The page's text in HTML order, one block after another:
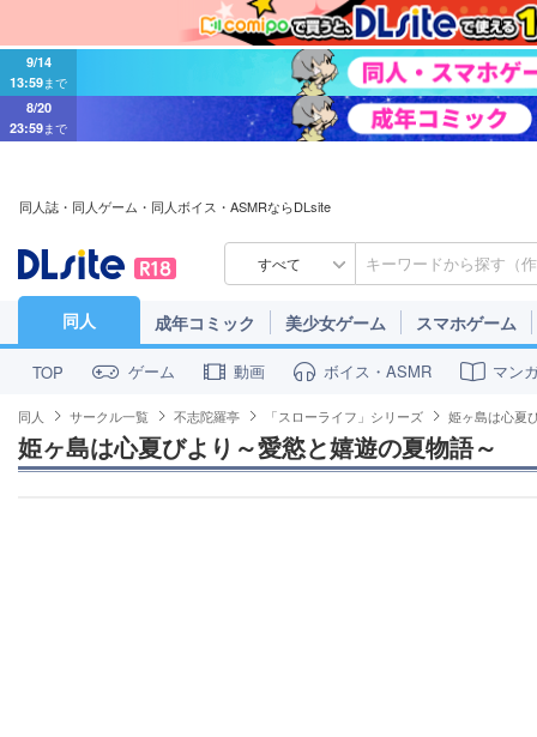
9/14
13:59まで
8/20
23:59まで
同人誌・同人ゲーム・同人ボイス・ASMRならDLsite
すべて
同人 成年コミック 美少女ゲーム スマホゲーム
TOP ゲーム 動画 ボイス・ASMR マン
同人 サークル一覧 不志陀羅亭 「スローライフ」シリーズ 姫ヶ島は心夏
姫ヶ島は心夏びより～愛慾と嬉遊の夏物語～